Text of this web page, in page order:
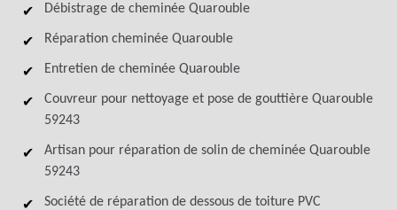
Débistrage de cheminée Quarouble
Réparation cheminée Quarouble
Entretien de cheminée Quarouble
Couvreur pour nettoyage et pose de gouttière Quarouble
59243
Artisan pour réparation de solin de cheminée Quarouble
59243
Société de réparation de dessous de toiture PVC